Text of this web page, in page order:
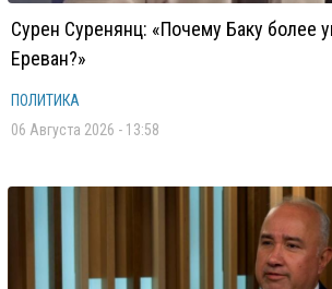
Сурен Суренянц: «Почему Баку более
Ереван?»
ПОЛИТИКА
06 Августа 2026 - 13:58